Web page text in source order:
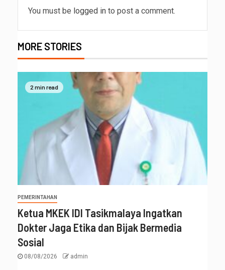
You must be logged in to post a comment.
MORE STORIES
2 min read
PEMERINTAHAN
Ketua MKEK IDI Tasikmalaya Ingatkan
Dokter Jaga Etika dan Bijak Bermedia
Sosial
08/08/2026 admin